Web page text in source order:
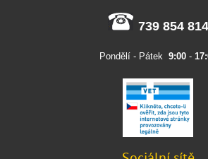
739 854 814
Pondělí - Pátek 9:00-